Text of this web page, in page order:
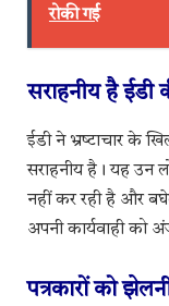
रोकी गई
सराहनीय है ईडी
ईडी ने भ्रष्‍टाचार के
सराहनीय है। यह उन
नहीं कर रही है और
अपनी कार्यवाही को
पत्रकारों को